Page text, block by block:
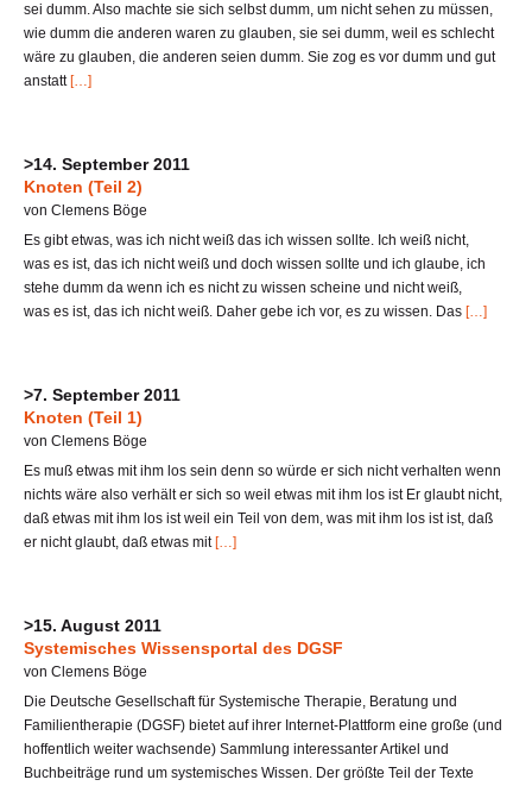
sei dumm. Also machte sie sich selbst dumm, um nicht sehen zu müssen,
wie dumm die anderen waren zu glauben, sie sei dumm, weil es schlecht
wäre zu glauben, die anderen seien dumm. Sie zog es vor dumm und gut
anstatt[…]
>14. September 2011
Knoten (Teil 2)
von Clemens Böge
Es gibt etwas, was ich nicht weiß das ich wissen sollte. Ich weiß nicht,
was es ist, das ich nicht weiß und doch wissen sollte und ich glaube, ich
stehe dumm da wenn ich es nicht zu wissen scheine und nicht weiß,
was es ist, das ich nicht weiß. Daher gebe ich vor, es zu wissen. Das […]
>7. September 2011
Knoten (Teil 1)
von Clemens Böge
Es muß etwas mit ihm los sein denn so würde er sich nicht verhalten wenn
nichts wäre also verhält er sich so weil etwas mit ihm los ist Er glaubt nicht,
daß etwas mit ihm los ist weil ein Teil von dem, was mit ihm los ist ist, daß
er nicht glaubt, daß etwas mit[…]
>15. August 2011
Systemisches Wissensportal des DGSF
von Clemens Böge
Die Deutsche Gesellschaft für Systemische Therapie, Beratung und
Familientherapie (DGSF) bietet auf ihrer Internet-Plattform eine große (und
hoffentlich weiter wachsende) Sammlung interessanter Artikel und
Buchbeiträge rund um systemisches Wissen. Der größte Teil der Texte